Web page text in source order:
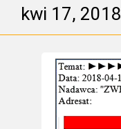
kwi 17, 2018